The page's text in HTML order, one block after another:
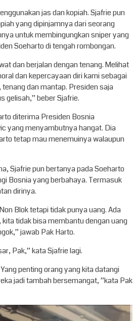
jas dan kopiah. Sjafrie pun
yang dipinjamnya dari seorang
untuk membingungkan sniper yang
Soeharto di tengah rombongan.
dan berjalan dengan tenang. Melihat
dan kepercayaan diri kami sebagai
dan mantap. Presiden saja
gelisah,” beber Sjafrie.
diterima Presiden Bosnia
yang menyambutnya hangat. Dia
tetap mau menemuinya walaupun
Sjafrie pun bertanya pada Soeharto
Bosnia yang berbahaya. Termasuk
dirinya.
Blok tetapi tidak punya uang. Ada
tidak bisa membantu dengan uang
jawab Pak Harto.
Pak,” kata Sjafrie lagi.
penting orang yang kita datangi
jadi tambah bersemangat, ”kata Pak